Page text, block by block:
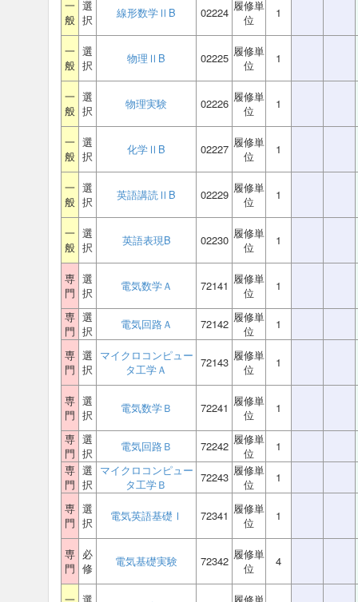
一
般
選
択
線形数学ⅡB 02224 履修単
位
1
一
般
選
択
物理ⅡB 02225 履修単
位
1
一
般
選
択
物理実験 02226 履修単
位
1
一
般
選
択
化学ⅡB 02227 履修単
位
1
一
般
選
択
英語講読ⅡB 02229 履修単
位
1
一
般
選
択
英語表現B 02230 履修単
位
1
専
門
選
択
電気数学Ａ 72141 履修単
位
1
専
門
選
択
電気回路Ａ 72142 履修単
位
1
専
門
選
択
マイクロコンピュー
タ工学Ａ
72143 履修単
位
1
専
門
選
択
電気数学Ｂ 72241 履修単
位
1
専
門
選
択
電気回路Ｂ 72242 履修単
位
1
専
門
選
択
マイクロコンピュー
タ工学Ｂ
72243 履修単
位
1
専
門
選
択
電気英語基礎Ⅰ 72341 履修単
位
1
専
門
必
修
電気基礎実験 72342 履修単
位
4